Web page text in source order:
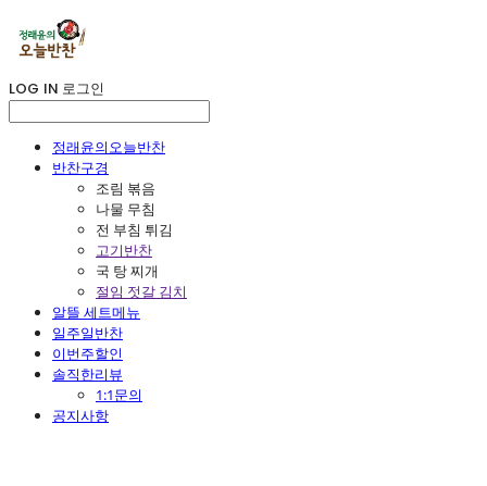
LOG IN 로그인
정래윤의오늘반찬
반찬구경
조림 볶음
나물 무침
전 부침 튀김
고기반찬
국 탕 찌개
절임 젓갈 김치
알뜰 세트메뉴
일주일반찬
이번주할인
솔직한리뷰
1:1문의
공지사항